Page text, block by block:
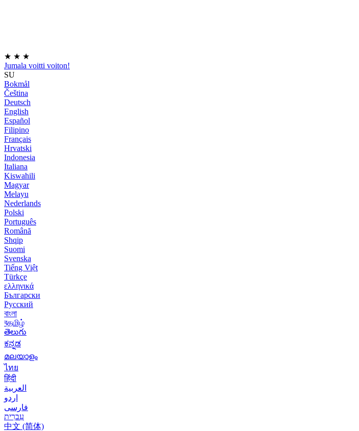
★ ★ ★
Jumala voitti voiton!
SU
Bokmål
Čeština
Deutsch
English
Español
Filipino
Français
Hrvatski
Indonesia
Italiana
Kiswahili
Magyar
Melayu
Nederlands
Polski
Português
Română
Shqip
Suomi
Svenska
Tiếng Việt
Türkçe
ελληνικά
Български
Русский
বাংলা
বதமிழ்
తెలుగు
ಕನ್ನಡ
മലയാളം
ไทย
हिंदी
العربية
اردو
فارسی
עִברִית
中文 (简体)